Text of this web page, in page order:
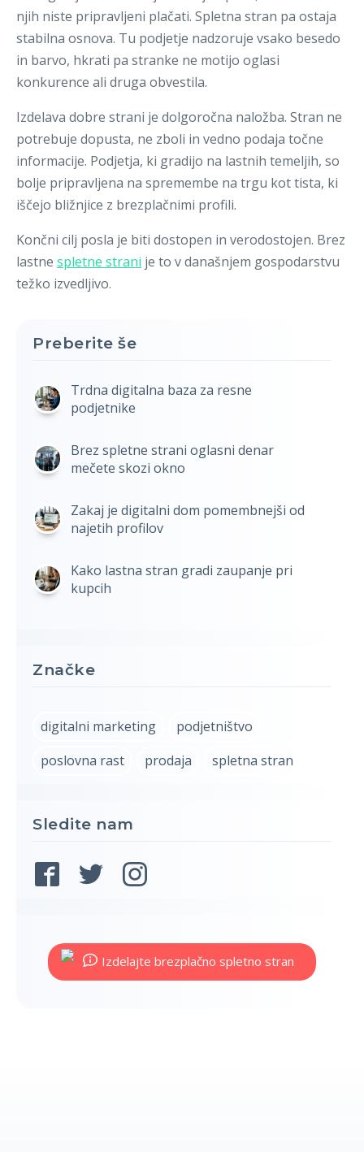
njih niste pripravljeni plačati. Spletna stran pa ostaja
stabilna osnova. Tu podjetje nadzoruje vsako besedo
in barvo, hkrati pa stranke ne motijo oglasi
konkurence ali druga obvestila.
Izdelava dobre strani je dolgoročna naložba. Stran ne
potrebuje dopusta, ne zboli in vedno podaja točne
informacije. Podjetja, ki gradijo na lastnih temeljih, so
bolje pripravljena na spremembe na trgu kot tista, ki
iščejo bližnjice z brezplačnimi profili.
Končni cilj posla je biti dostopen in verodostojen. Brez
lastne spletne strani je to v današnjem gospodarstvu
težko izvedljivo.
Preberite še
Trdna digitalna baza za resne
podjetnike
Brez spletne strani oglasni denar
mečete skozi okno
Zakaj je digitalni dom pomembnejši od
najetih profilov
Kako lastna stran gradi zaupanje pri
kupcih
Značke
digitalni marketing
podjetništvo
poslovna rast
prodaja spletna stran
Sledite nam